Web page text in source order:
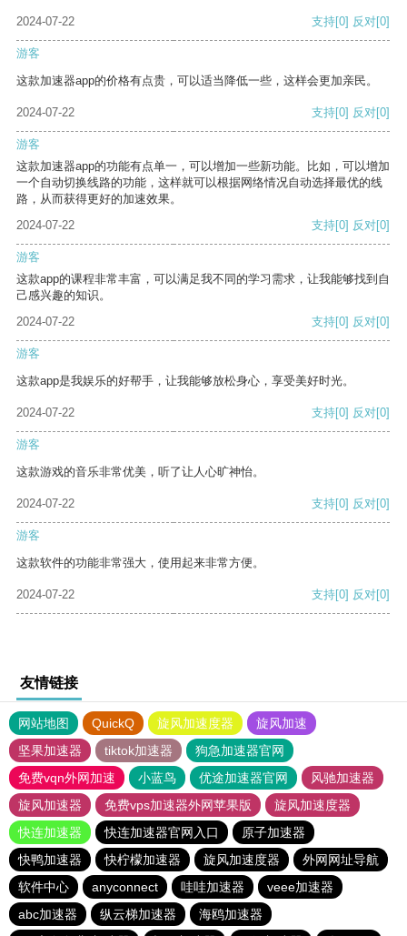
2024-07-22 支持[0] 反对[0]
游客
这款加速器app的价格有点贵，可以适当降低一些，这样会更加亲民。
2024-07-22 支持[0] 反对[0]
游客
这款加速器app的功能有点单一，可以增加一些新功能。比如，可以增加
一个自动切换线路的功能，这样就可以根据网络情况自动选择最优的线
路，从而获得更好的加速效果。
2024-07-22
支持[0] 反对[0]
游客
这款app的课程非常丰富，可以满足我不同的学习需求，让我能够找到自
己感兴趣的知识。
2024-07-22
支持[0] 反对[0]
游客
这款app是我娱乐的好帮手，让我能够放松身心，享受美好时光。
2024-07-22 支持[0] 反对[0]
游客
这款游戏的音乐非常优美，听了让人心旷神怡。
2024-07-22 支持[0] 反对[0]
游客
这款软件的功能非常强大，使用起来非常方便。
2024-07-22 支持[0] 反对[0]
友情链接
网站地图 QuickQ 旋风加速度器
旋风加速
坚果加速器
tiktok加速器
狗急加速器官网
免费vqn外网加速
小蓝鸟 优途加速器官网
风驰加速器
旋风加速器
免费vps加速器外网苹果版
旋风加速度器
快连加速器
快连加速器官网入口
原子加速器
快鸭加速器
快柠檬加速器 旋风加速度器
外网网址导航
软件中心
anyconnect 哇哇加速器
veee加速器
abc加速器
纵云梯加速器
海鸥加速器